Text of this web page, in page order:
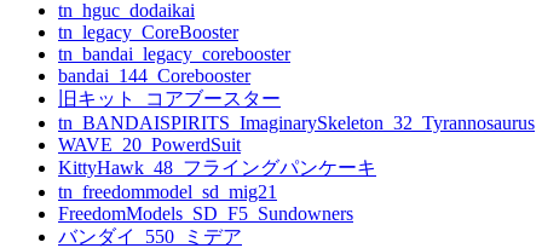
tn_hguc_dodaikai
tn_legacy_CoreBooster
tn_bandai_legacy_corebooster
bandai_144_Corebooster
旧キット_コアブースター
tn_BANDAISPIRITS_ImaginarySkeleton_32_Tyrannosaurus
WAVE_20_PowerdSuit
KittyHawk_48_フライングパンケーキ
tn_freedommodel_sd_mig21
FreedomModels_SD_F5_Sundowners
バンダイ_550_ミデア